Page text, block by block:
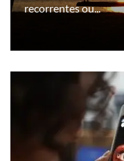
recorrentes ou...